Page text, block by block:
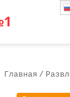
Главная /